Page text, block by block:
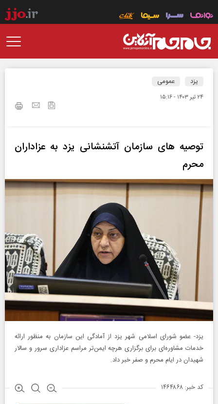
یزد عمومی
۲۴ تير ۱۴۰۳ - ۱۵:۱۶
توصیه های سازمان آتشنشانی یزد به عزاداران
محرم
یزد- عضو شورای اسلامی شهر یزد از آمادگی این سازمان به منظور ارائه
خدمات مشاوره‌ای برای برگزاری هرچه ایمن‌تر مراسم عزاداری سرور و سالار
شهیدان در ایام محرم و صفر خبر داد.
کد خبر: ۱۴۶۴۸۶۸